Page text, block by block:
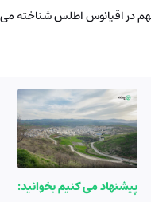
در اقیانوس اطلس شناخته
پیشنهاد می کنیم بخوانید: